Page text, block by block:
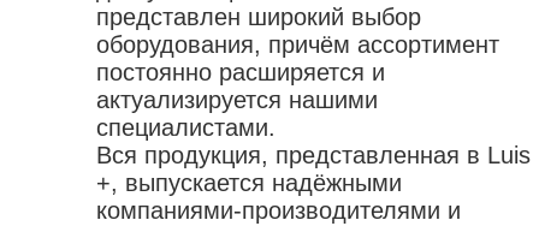
представлен широкий выбор
оборудования, причём ассортимент
постоянно расширяется и
актуализируется нашими
специалистами.
Вся продукция, представленная в Luis
+, выпускается надёжными
компаниями-производителями и